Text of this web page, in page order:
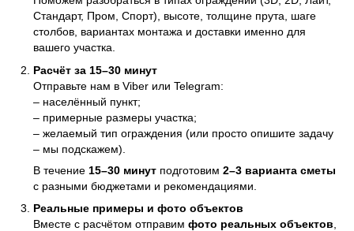
Стандарт, Пром, Спорт), высоте, толщине прута, шаге
столбов, вариантах монтажа и доставки именно для
вашего участка.
Расчёт за 15–30 минут
Отправьте нам в Viber или Telegram:
– населённый пункт;
– примерные размеры участка;
– желаемый тип ограждения (или просто опишите задачу
– мы подскажем).
В течение 15–30 минут подготовим 2–3 варианта сметы
с разными бюджетами и рекомендациями.
Реальные примеры и фото объектов
Вместе с расчётом отправим фото реальных объектов